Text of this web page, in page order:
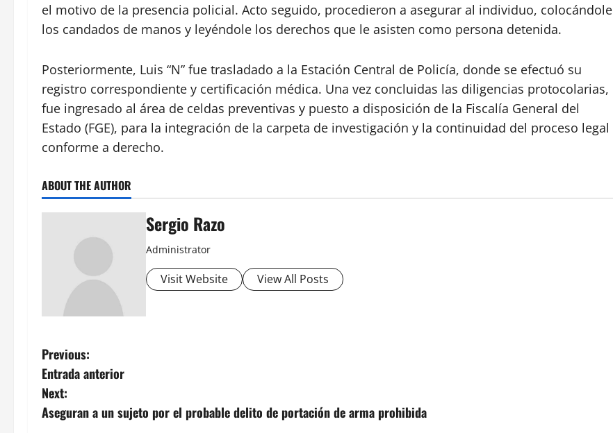
el motivo de la presencia policial. Acto seguido, procedieron a asegurar al individuo, colocándole
los candados de manos y leyéndole los derechos que le asisten como persona detenida.
Posteriormente, Luis “N” fue trasladado a la Estación Central de Policía, donde se efectuó su
registro correspondiente y certificación médica. Una vez concluidas las diligencias protocolarias,
fue ingresado al área de celdas preventivas y puesto a disposición de la Fiscalía General del
Estado (FGE), para la integración de la carpeta de investigación y la continuidad del proceso legal
conforme a derecho.
ABOUT THE AUTHOR
Sergio Razo
Administrator
Visit Website View All Posts
P
o
s
Previous:
Entrada anterior
Next:
Aseguran a un sujeto por el probable delito de portación de arma prohibida